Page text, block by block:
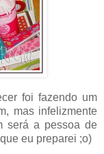
foi fazendo um
mas infelizmente
será a pessoa de
eu preparei ;o)